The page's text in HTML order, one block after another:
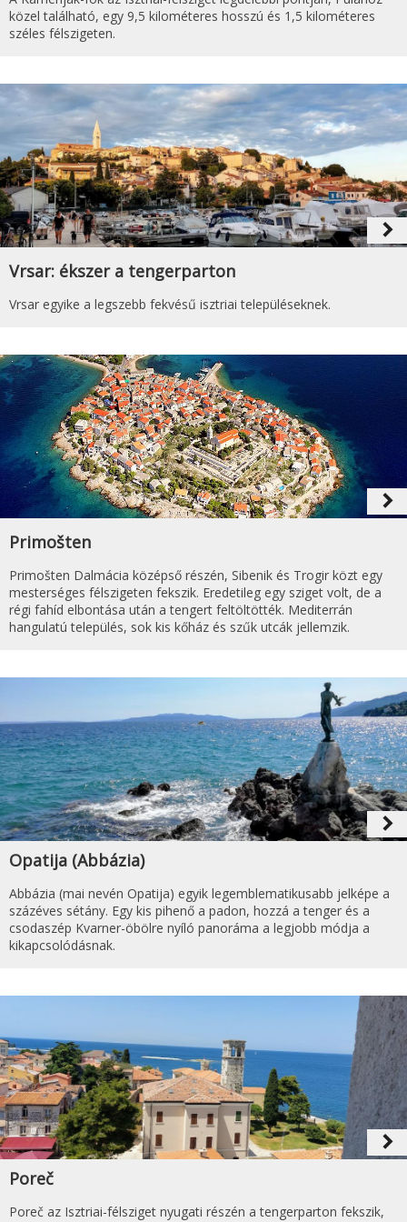
közel található, egy 9,5 kilométeres hosszú és 1,5 kilométeres
széles félszigeten.
navigate_next
Vrsar: ékszer a tengerparton
Vrsar egyike a legszebb fekvésű isztriai településeknek.
navigate_next
Primošten
Primošten Dalmácia középső részén, Sibenik és Trogir közt egy
mesterséges félszigeten fekszik. Eredetileg egy sziget volt, de a
régi fahíd elbontása után a tengert feltöltötték. Mediterrán
hangulatú település, sok kis kőház és szűk utcák jellemzik.
navigate_next
Opatija (Abbázia)
Abbázia (mai nevén Opatija) egyik legemblematikusabb jelképe a
százéves sétány. Egy kis pihenő a padon, hozzá a tenger és a
csodaszép Kvarner-öbölre nyíló panoráma a legjobb módja a
kikapcsolódásnak.
navigate_next
Poreč
Poreč az Isztriai-félsziget nyugati részén a tengerparton fekszik,